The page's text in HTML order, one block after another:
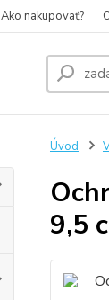
Ako nakupovať?
Úvod
9,5